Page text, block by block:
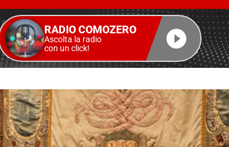
RADIO COMOZERO
Ascolta la radio
con un click!